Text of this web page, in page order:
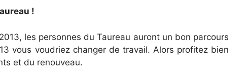
!
les personnes du Taureau auront un bon parcours
vous voudriez changer de travail. Alors profitez bien
et du renouveau.